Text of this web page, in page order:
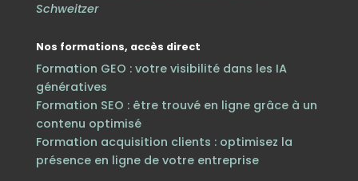
Schweitzer
Nos formations, accès direct
Formation GEO : votre visibilité dans les IA
génératives
Formation SEO : être trouvé en ligne grâce à un
contenu optimisé
Formation acquisition clients : optimisez la
présence en ligne de votre entreprise